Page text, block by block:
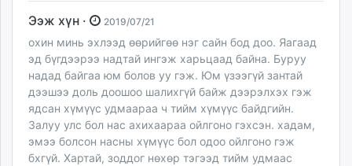
Ээж хүн · 2019/07/21
охин минь эхлээд өөрийгөө нэг сайн бод доо. Яагаад
эд бүгдээрээ надтай ингэж харьцаад байна. Буруу
надад байгаа юм болов уу гэж. Юм үзээгүй зантай
дээшээ доль доошоо шалихгүй байж дээрэлхэх гэж
ядсан хүмүүс удмаараа ч тийм хүмүүс байдгийн.
Залуу улс бол нас ахихаараа ойлгоно гэхсэн. хадам,
эмээ болсон насны хүмүүс бол одоо ойлгоно гэж
бхгүй. Хартай, зоддог нөхөр тэгээд тийм удмаас